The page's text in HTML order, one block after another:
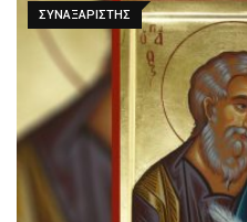
ΣΥΝΑΞΑΡΙΣΤΗΣ